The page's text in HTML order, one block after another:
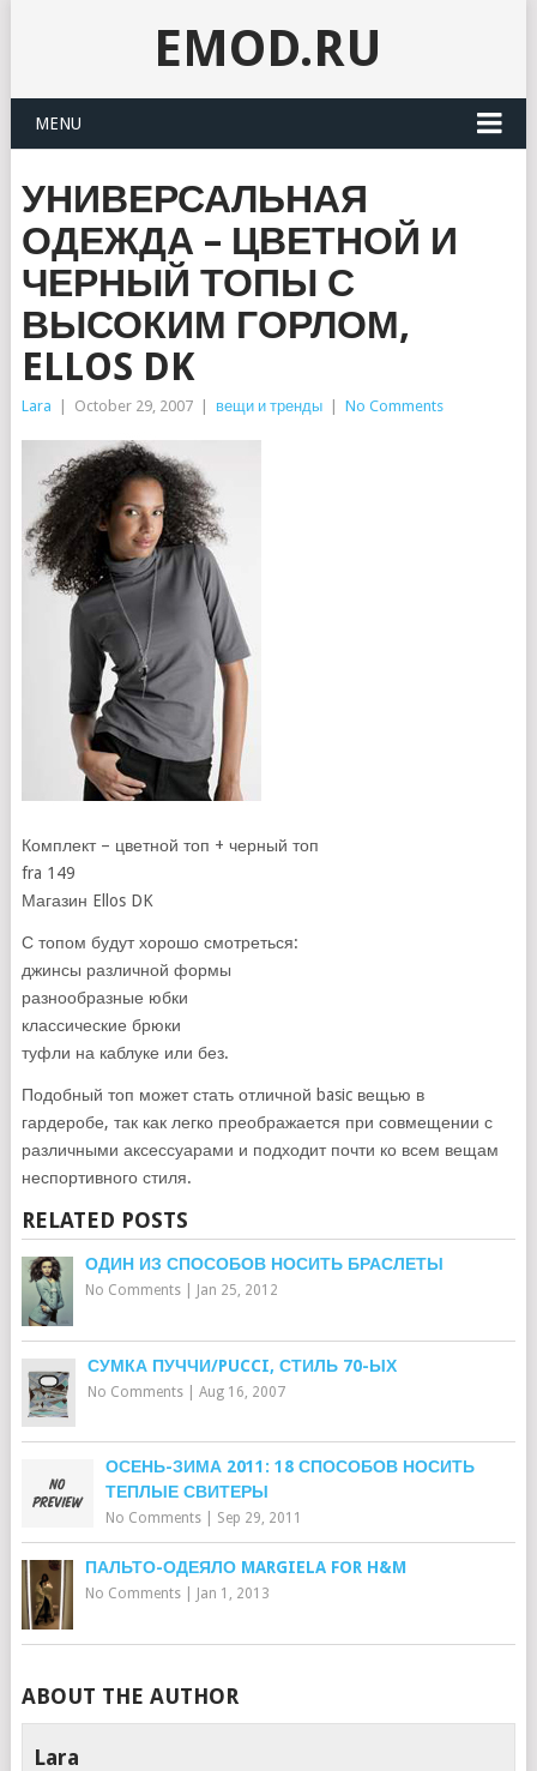
EMOD.RU
MENU
УНИВЕРСАЛЬНАЯ
ОДЕЖДА – ЦВЕТНОЙ И
ЧЕРНЫЙ ТОПЫ С
ВЫСОКИМ ГОРЛОМ,
ELLOS DK
Lara October 29, 2007 вещи и тренды No Comments
Комплект – цветной топ + черный топ
fra 149
Магазин Ellos DK
С топом будут хорошо смотреться:
джинсы различной формы
разнообразные юбки
классические брюки
туфли на каблуке или без.
Подобный топ может стать отличной basic вещью в
гардеробе, так как легко преображается при совмещении с
различными аксессуарами и подходит почти ко всем вещам
неспортивного стиля.
RELATED POSTS
ОДИН ИЗ СПОСОБОВ НОСИТЬ БРАСЛЕТЫ
No Comments| Jan 25, 2012
СУМКА ПУЧЧИ/PUCCI, СТИЛЬ 70-ЫХ
No Comments| Aug 16, 2007
ОСЕНЬ-ЗИМА 2011: 18 СПОСОБОВ НОСИТЬ
ТЕПЛЫЕ СВИТЕРЫ
No Comments| Sep 29, 2011
ПАЛЬТО-ОДЕЯЛО MARGIELA FOR H&M
No Comments| Jan 1, 2013
ABOUT THE AUTHOR
Lara